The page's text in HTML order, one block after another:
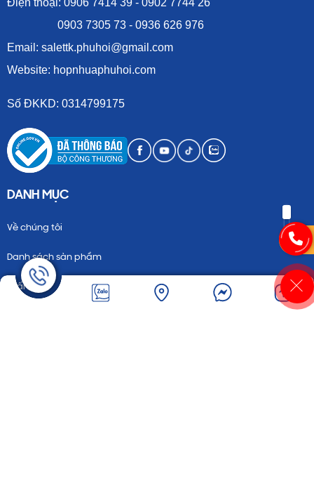
0903 7305 73 - 0936 626 976
Email: salettk.phuhoi@gmail.com
Website: hopnhuaphuhoi.com
Số ĐKKD: 0314799175
DANH MỤC
Về chúng tôi
Danh sách sản phẩm
In ấn